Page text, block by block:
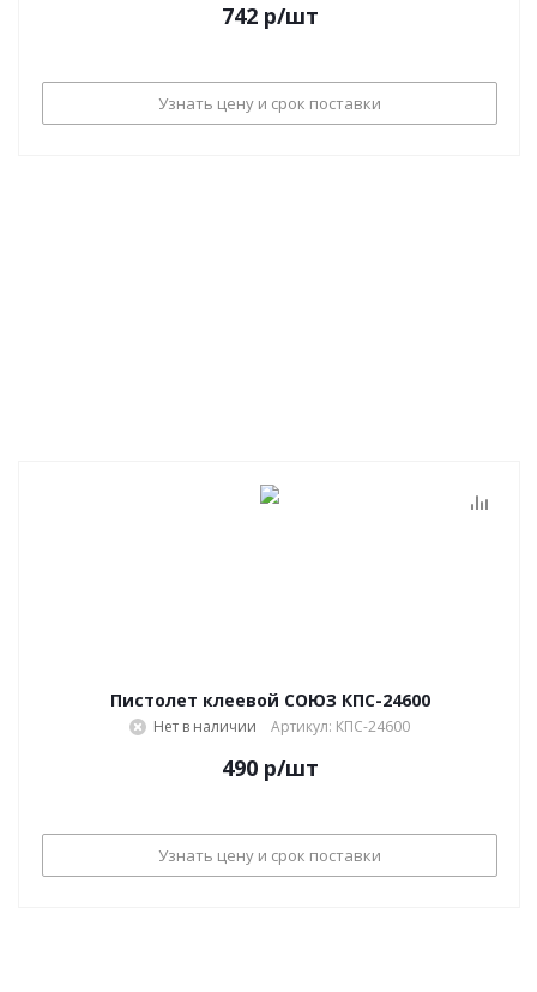
742р/шт
Узнать цену и срок поставки
Пистолет клеевой СОЮЗ КПС-24600
Нет в наличии Артикул: КПС-24600
490р/шт
Узнать цену и срок поставки